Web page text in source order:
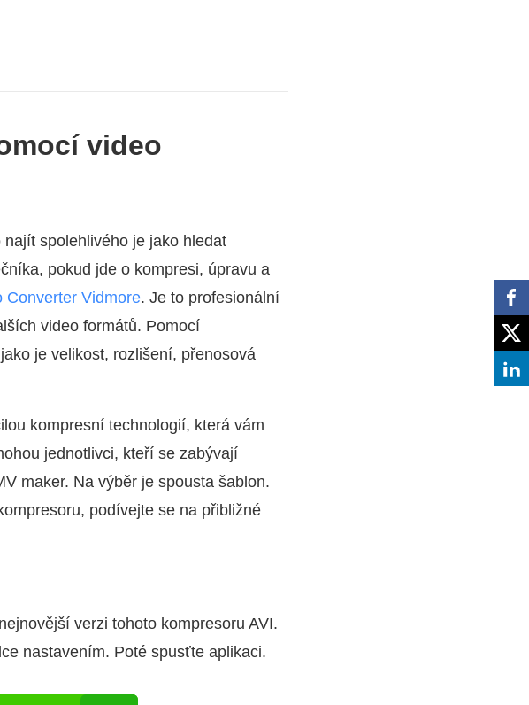
video
spolehlivého je jako hledat
pokud jde o kompresi, úpravu a
Converter Vidmore. Je to profesionální
video formátů. Pomocí
je velikost, rozlišení, přenosová
kompresní technologií, která vám
jednotlivci, kteří se zabývají
maker. Na výběr je spousta šablon.
podívejte se na přibližné
verzi tohoto kompresoru AVI.
nastavením. Poté spusťte aplikaci.